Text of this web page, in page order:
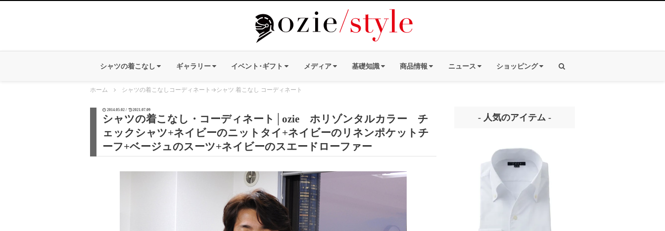
シャツの着こなし ギャラリー イベント･ギフト メディア 基礎知識 商品情報 ニュース ショッピング
ホーム シャツの着こなしコーディネート → シャツ 着こなし コーディネート
2014.05.02 / 2021.07.09
シャツの着こなし・コーディネート│ozie ホリゾンタルカラー チ
ェックシャツ+ネイビーのニットタイ+ネイビーのリネンポケットチ
ーフ+ベージュのスーツ+ネイビーのスエードローファー
- 人気のアイテム -